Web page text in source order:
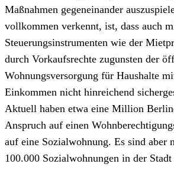
Maßnahmen gegeneinander
vollkommen verkennt, ist, dass auch
Steuerungsinstrumenten wie der
durch Vorkaufsrechte zugunsten der
Wohnungsversorgung für Haushalte
Einkommen nicht hinreichend
Aktuell haben etwa eine Million
Anspruch auf einen
auf eine Sozialwohnung. Es sind aber
100.000 Sozialwohnungen in der